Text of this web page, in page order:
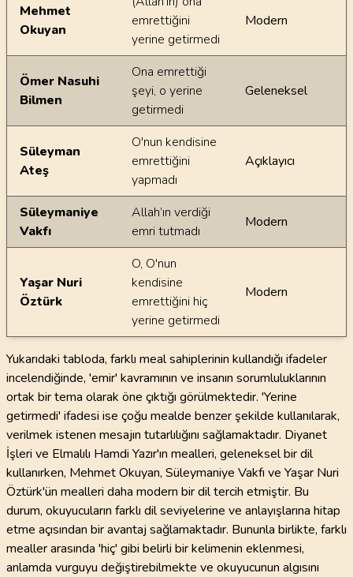
Mehmet
Okuyan
emrettiğini
yerine getirmedi
Modern
Ömer Nasuhi
Bilmen
Ona emrettiği
şeyi, o yerine
getirmedi
Geleneksel
Süleyman
Ateş
O'nun kendisine
emrettiğini
yapmadı
Açıklayıcı
Süleymaniye
Vakfı
Allah’ın verdiği
emri tutmadı
Modern
Yaşar Nuri
Öztürk
O, O'nun
kendisine
emrettiğini hiç
yerine getirmedi
Modern
Yukarıdaki tabloda, farklı meal sahiplerinin kullandığı ifadeler
incelendiğinde, 'emir' kavramının ve insanın sorumluluklarının
ortak bir tema olarak öne çıktığı görülmektedir. 'Yerine
getirmedi' ifadesi ise çoğu mealde benzer şekilde kullanılarak,
verilmek istenen mesajın tutarlılığını sağlamaktadır. Diyanet
İşleri ve Elmalılı Hamdi Yazır'ın mealleri, geleneksel bir dil
kullanırken, Mehmet Okuyan, Süleymaniye Vakfı ve Yaşar Nuri
Öztürk'ün mealleri daha modern bir dil tercih etmiştir. Bu
durum, okuyucuların farklı dil seviyelerine ve anlayışlarına hitap
etme açısından bir avantaj sağlamaktadır. Bununla birlikte, farklı
mealler arasında 'hiç' gibi belirli bir kelimenin eklenmesi,
anlamda vurguyu değiştirebilmekte ve okuyucunun algısını